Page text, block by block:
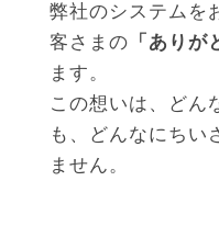
弊社のシステムを
客さまの 「ありが
ます。
この想いは、どん
も、どんなにちい
ません。